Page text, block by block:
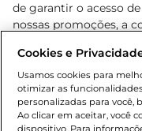
de garantir o acesso
nossas promoções, a
cliente. Os preços,
o e-commerce e
sofrer alterações sem
de bebidas alcoólicas
Lei n.º 8069/90, art.
Cookies e
Usamos cookies para
otimizar as
personalizadas para você,
Ao clicar em aceitar, você
dispositivo. Para